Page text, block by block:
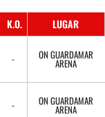
K.O. LUGAR
- ON GUARDAMAR
ARENA
- ON GUARDAMAR
ARENA